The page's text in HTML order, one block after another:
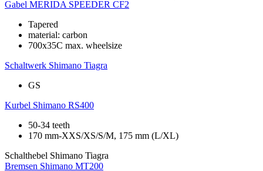
Gabel MERIDA SPEEDER CF2
Tapered
material: carbon
700x35C max. wheelsize
Schaltwerk Shimano Tiagra
GS
Kurbel Shimano RS400
50-34 teeth
170 mm-XXS/XS/S/M, 175 mm (L/XL)
Schalthebel Shimano Tiagra
Bremsen Shimano MT200